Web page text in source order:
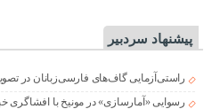
پیشنهاد سردبیر
راستی‌آزمایی گاف‌های فارسی‌زبانان در
رسوایی «آمارسازی» در مونیخ با افشاگری